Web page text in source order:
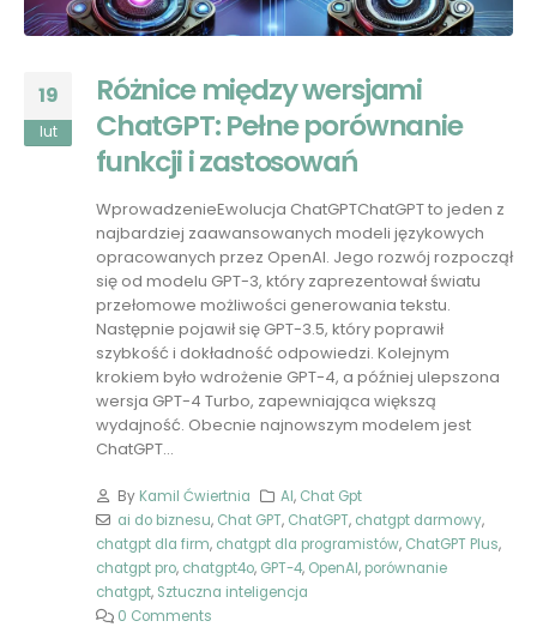
19
lut
Różnice między wersjami
ChatGPT: Pełne porównanie
funkcji i zastosowań
WprowadzenieEwolucja ChatGPTChatGPT to jeden z
najbardziej zaawansowanych modeli językowych
opracowanych przez OpenAI. Jego rozwój rozpoczął
się od modelu GPT-3, który zaprezentował światu
przełomowe możliwości generowania tekstu.
Następnie pojawił się GPT-3.5, który poprawił
szybkość i dokładność odpowiedzi. Kolejnym
krokiem było wdrożenie GPT-4, a później ulepszona
wersja GPT-4 Turbo, zapewniająca większą
wydajność. Obecnie najnowszym modelem jest
ChatGPT...
By Kamil Ćwiertnia AI, Chat Gpt
ai do biznesu, Chat GPT, ChatGPT, chatgpt darmowy,
chatgpt dla firm, chatgpt dla programistów, ChatGPT Plus,
chatgpt pro, chatgpt4o, GPT-4, OpenAI, porównanie
chatgpt, Sztuczna inteligencja
0 Comments